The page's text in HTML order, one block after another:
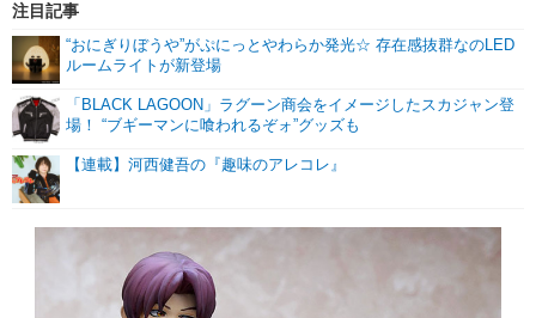
注目記事
“おにぎりぼうや”がぷにっとやわらか発光☆ 存在感抜群なのLED
ルームライトが新登場
「BLACK LAGOON」ラグーン商会をイメージしたスカジャン登
場！ “ブギーマンに喰われるぞォ”グッズも
【連載】河西健吾の『趣味のアレコレ』